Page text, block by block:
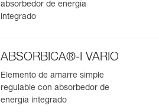
absorbedor de energía
integrado
ABSORBICA®-I VARIO
Elemento de amarre simple
regulable con absorbedor de
energía integrado